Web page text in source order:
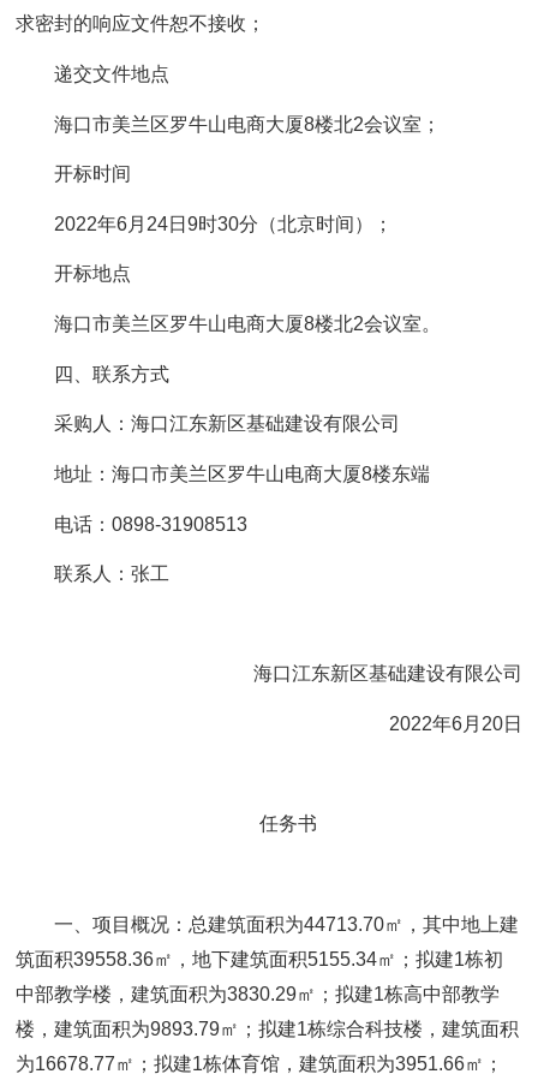
求密封的响应文件恕不接收；
递交文件地点
海口市美兰区罗牛山电商大厦8楼北2会议室；
开标时间
2022年6月24日9时30分（北京时间）；
开标地点
海口市美兰区罗牛山电商大厦8楼北2会议室。
四、联系方式
采购人：海口江东新区基础建设有限公司
地址：海口市美兰区罗牛山电商大厦8楼东端
电话：0898-31908513
联系人：张工
海口江东新区基础建设有限公司
2022年6月20日
任务书
一、项目概况： 总建筑面积为44713.70㎡，其中地上建
筑面积39558.36㎡，地下建筑面积5155.34㎡；拟建1栋初
中部教学楼，建筑面积为3830.29㎡；拟建1栋高中部教学
楼，建筑面积为9893.79㎡；拟建1栋综合科技楼，建筑面积
为16678.77㎡；拟建1栋体育馆，建筑面积为3951.66㎡；